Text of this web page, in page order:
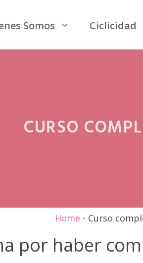
Somos Ciclicidad
CURSO
Home - Curso
por haber